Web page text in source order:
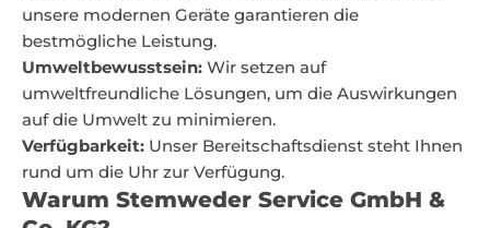
unsere modernen Geräte garantieren die
bestmögliche Leistung.
Umweltbewusstsein: Wir setzen auf
umweltfreundliche Lösungen, um die Auswirkungen
auf die Umwelt zu minimieren.
Verfügbarkeit: Unser Bereitschaftsdienst steht Ihnen
rund um die Uhr zur Verfügung.
Warum Stemweder Service GmbH &